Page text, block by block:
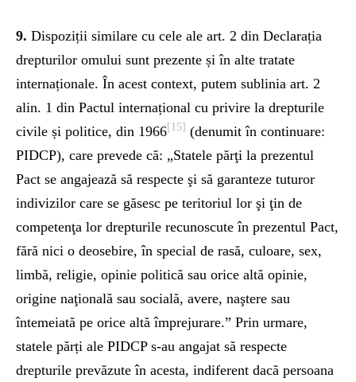
9. Dispoziții similare cu cele ale art. 2 din Declarația
drepturilor omului sunt prezente și în alte tratate
internaționale. În acest context, putem sublinia art. 2
alin. 1 din Pactul internațional cu privire la drepturile
civile și politice, din 1966[15] (denumit în continuare:
PIDCP), care prevede că: „Statele părţi la prezentul
Pact se angajează să respecte şi să garanteze tuturor
indivizilor care se găsesc pe teritoriul lor şi ţin de
competenţa lor drepturile recunoscute în prezentul Pact,
fără nici o deosebire, în special de rasă, culoare, sex,
limbă, religie, opinie politică sau orice altă opinie,
origine naţională sau socială, avere, naştere sau
întemeiată pe orice altă împrejurare.” Prin urmare,
statele părți ale PIDCP s-au angajat să respecte
drepturile prevăzute în acesta, indiferent dacă persoana